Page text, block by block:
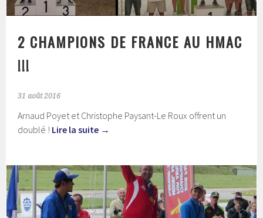
2 CHAMPIONS DE FRANCE AU HMAC
!!!
31 août 2016
Arnaud Poyet et Christophe Paysant-Le Roux offrent un
doublé ! Lire la suite →